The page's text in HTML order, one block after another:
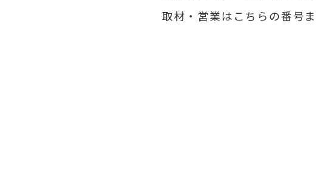
取材・営業はこちらの番号